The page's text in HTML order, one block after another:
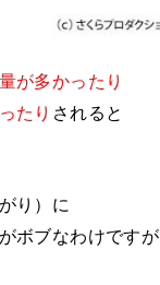
が多かったり
たり されると
り）に
ボブなわけですが